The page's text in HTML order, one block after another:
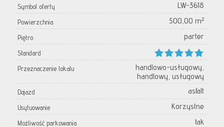
Symbol oferty LW-3618
Powierzchnia 500,00 m²
Piętro parter
Standard
Przeznaczenie lokalu
handlowo-usługowy,
handlowy, usługowy
Dojazd asfalt
Usytuowanie Korzystne
Możliwość parkowania tak